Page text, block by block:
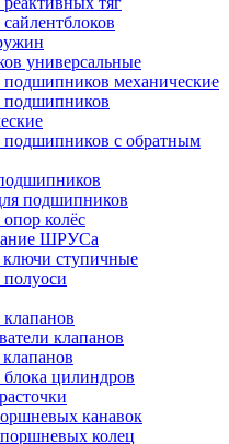
универсальные
механические
с обратным
подшипников
колёс
ШРУСа
ключи ступичные
клапанов
цилиндров
канавок
колец